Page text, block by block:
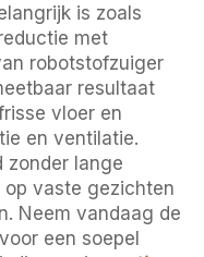
is zoals
met
robotstofzuiger
resultaat
vloer en
en ventilatie.
zonder lange
vaste gezichten
Neem vandaag de
een soepel